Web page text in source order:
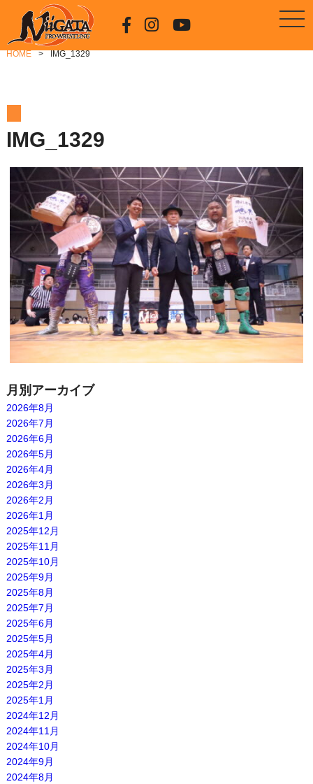
HOME IMG_1329
IMG_1329
月別アーカイブ
2026年8月
2026年7月
2026年6月
2026年5月
2026年4月
2026年3月
2026年2月
2026年1月
2025年12月
2025年11月
2025年10月
2025年9月
2025年8月
2025年7月
2025年6月
2025年5月
2025年4月
2025年3月
2025年2月
2025年1月
2024年12月
2024年11月
2024年10月
2024年9月
2024年8月